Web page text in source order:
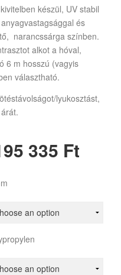
készül, UV stabil
és
narancssárga színben.
alkot a hóval,
6 m hosszú (vagyis
választható.
lyukosztást,
335 Ft